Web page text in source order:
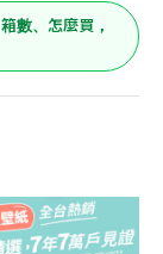
數、怎麼買，